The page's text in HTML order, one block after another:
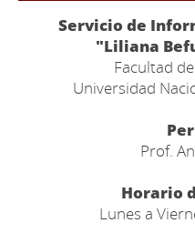
Servicio de
"Liliana
Facultad
Universidad
Prof.
Horario
Lunes a